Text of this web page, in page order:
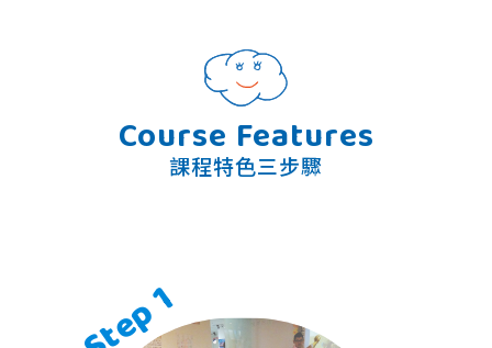
Course Features
課程特色三步驟